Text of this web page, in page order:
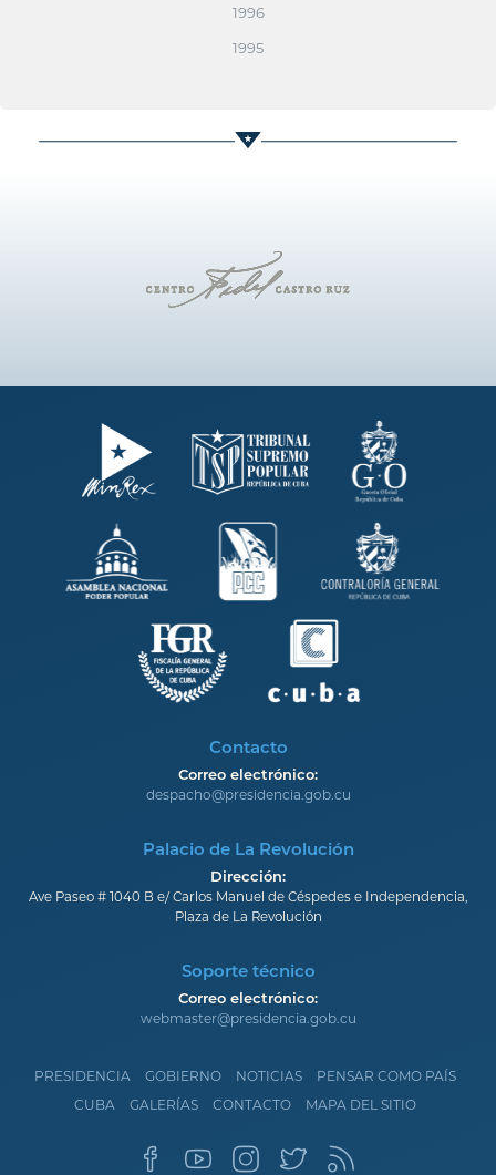
1996
1995
Contacto
Correo electrónico:
despacho@presidencia.gob.cu
Palacio de La Revolución
Dirección:
Ave Paseo # 1040 B e/ Carlos Manuel de Céspedes e Independencia,
Plaza de La Revolución
Soporte técnico
Correo electrónico:
webmaster@presidencia.gob.cu
PRESIDENCIA GOBIERNO NOTICIAS
PENSAR COMO PAÍS
CUBA
GALERÍAS CONTACTO MAPA DEL SITIO